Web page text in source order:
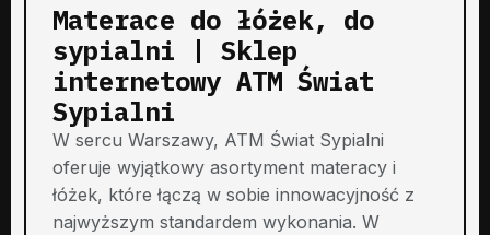
Materace do łóżek, do
sypialni | Sklep
internetowy ATM Świat
Sypialni
W sercu Warszawy, ATM Świat Sypialni
oferuje wyjątkowy asortyment materacy i
łóżek, które łączą w sobie innowacyjność z
najwyższym standardem wykonania. W